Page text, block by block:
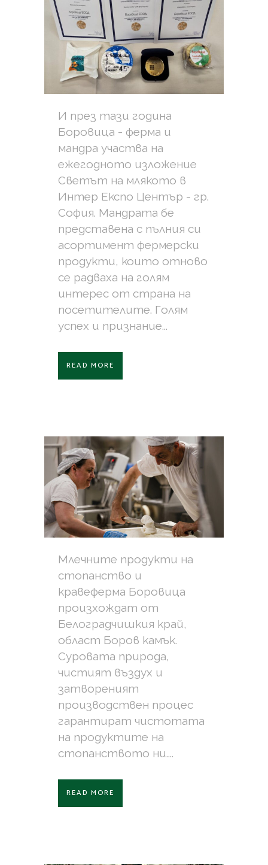
И през тази година
Боровица - ферма и
мандра участва на
ежегодното изложение
Светът на млякото в
Интер Експо Център - гр.
София. Мандрата бе
представена с пълния си
асортимент фермерски
продукти, които отново
се радваха на голям
интерес от страна на
посетителите. Голям
успех и признание...
READ MORE
Млечните продукти на
стопанство и
кравеферма Боровица
произхождат от
Белоградчишкия край,
област Боров камък.
Суровата природа,
чистият въздух и
затвореният
производствен процес
гарантират чистотата
на продуктите на
стопанството ни....
READ MORE